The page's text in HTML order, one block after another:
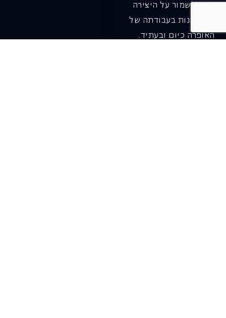
ובכך לשמור על היצירה
והחדשנות בעבודתה של
האופרה כיום ובעתיד.